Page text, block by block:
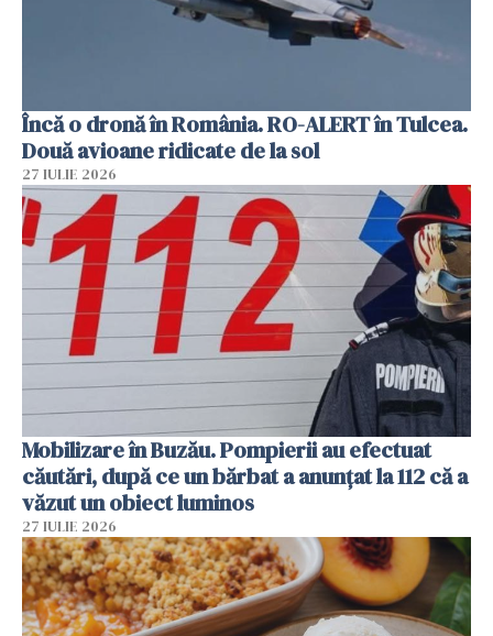
Încă o dronă în România. RO-ALERT în Tulcea.
Două avioane ridicate de la sol
27 IULIE 2026
Mobilizare în Buzău. Pompierii au efectuat
căutări, după ce un bărbat a anunțat la 112 că a
văzut un obiect luminos
27 IULIE 2026